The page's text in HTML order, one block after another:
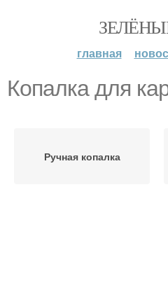
главная
Копалка для
Ручная копалка